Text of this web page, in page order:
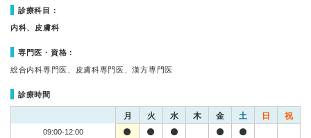
診療科目：
内科、皮膚科
専門医・資格：
総合内科専門医、皮膚科専門医、漢方専門医
診療時間
月 火 水 木 金 土 日 祝
09:00-12:00